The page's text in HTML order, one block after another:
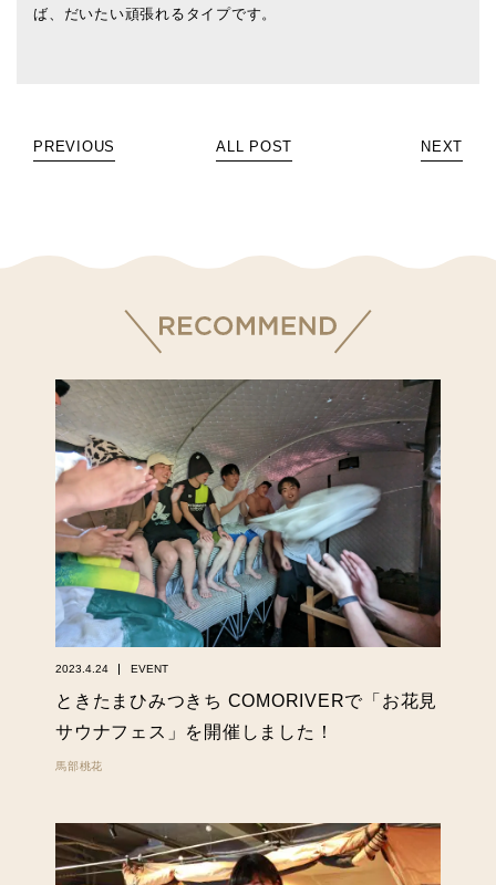
ば、だいたい頑張れるタイプです。
PREVIOUS ALL POST NEXT
2023.4.24 EVENT
ときたまひみつきち COMORIVERで「お花見
サウナフェス」を開催しました！
馬部桃花